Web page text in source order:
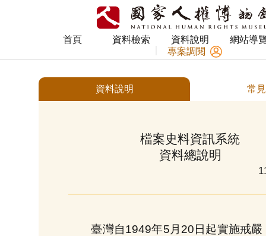
首頁 資料檢索 資料說明
網站導
專案調閱
資料說明 常
檔案史料資訊系統
資料總說明
臺灣自1949年5月20日起實施戒